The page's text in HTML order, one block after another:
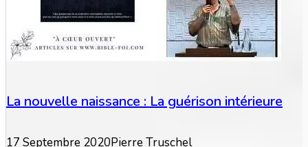
La nouvelle naissance : La guérison intérieure
17 Septembre 2020Pierre Truschel